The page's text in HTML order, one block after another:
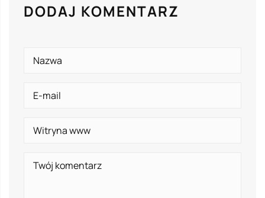
DODAJ KOMENTARZ